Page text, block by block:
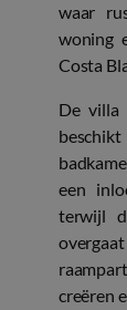
waar
woning
Costa
De villa
een
terwijl
creëren